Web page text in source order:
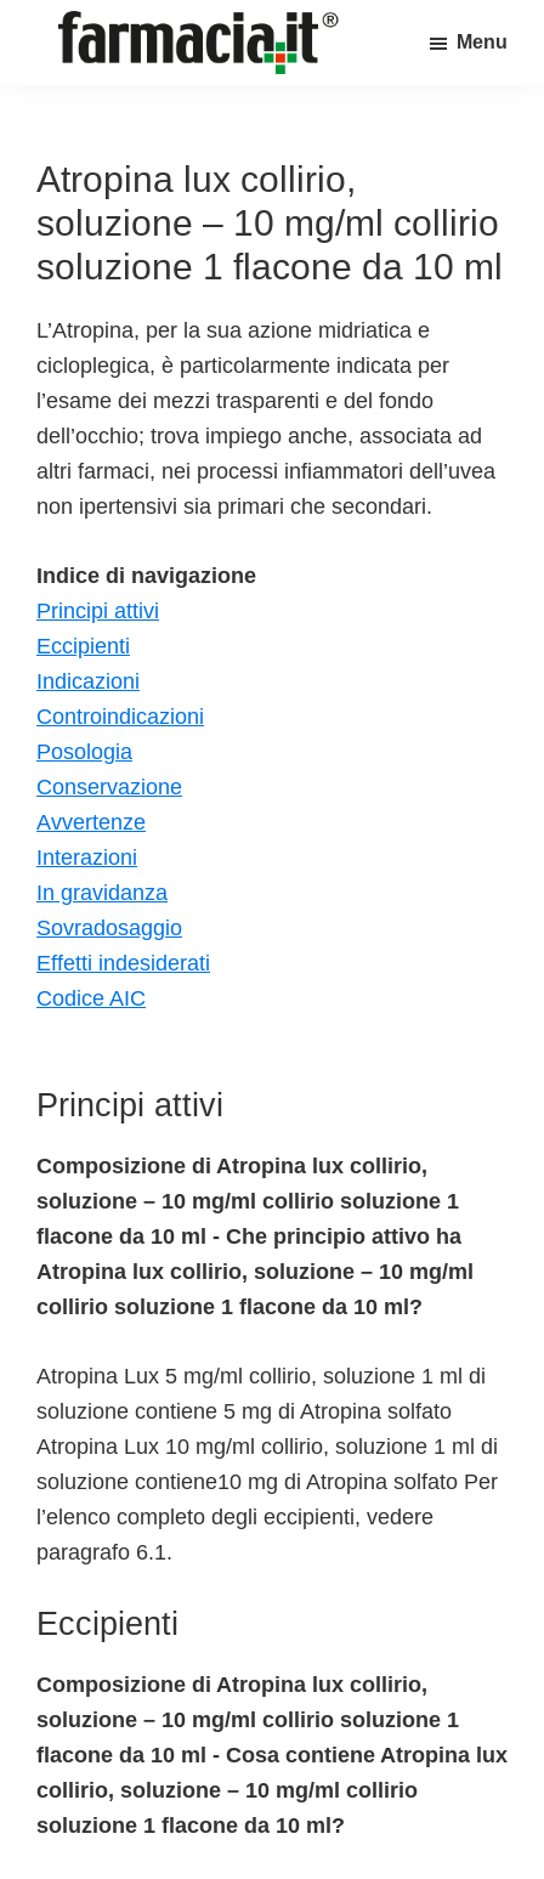
sul
mondo
della
farmacia
Menu
Atropina lux collirio,
soluzione – 10 mg/ml collirio
soluzione 1 flacone da 10 ml
L’Atropina, per la sua azione midriatica e
cicloplegica, è particolarmente indicata per
l’esame dei mezzi trasparenti e del fondo
dell’occhio; trova impiego anche, associata ad
altri farmaci, nei processi infiammatori dell’uvea
non ipertensivi sia primari che secondari.
Indice di navigazione
Principi attivi
Eccipienti
Indicazioni
Controindicazioni
Posologia
Conservazione
Avvertenze
Interazioni
In gravidanza
Sovradosaggio
Effetti indesiderati
Codice AIC
Principi attivi
Composizione di Atropina lux collirio,
soluzione – 10 mg/ml collirio soluzione 1
flacone da 10 ml - Che principio attivo ha
Atropina lux collirio, soluzione – 10 mg/ml
collirio soluzione 1 flacone da 10 ml?
Atropina Lux 5 mg/ml collirio, soluzione 1 ml di
soluzione contiene 5 mg di Atropina solfato
Atropina Lux 10 mg/ml collirio, soluzione 1 ml di
soluzione contiene10 mg di Atropina solfato Per
l’elenco completo degli eccipienti, vedere
paragrafo 6.1.
Eccipienti
Composizione di Atropina lux collirio,
soluzione – 10 mg/ml collirio soluzione 1
flacone da 10 ml - Cosa contiene Atropina lux
collirio, soluzione – 10 mg/ml collirio
soluzione 1 flacone da 10 ml?